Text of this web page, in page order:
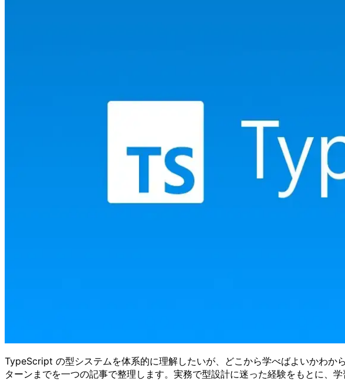
TypeScript の型システムを体系的に理解したいが、どこから学べばよいかわ
ターンまでを一つの記事で整理します。実務で型設計に迷った経験をもとに、